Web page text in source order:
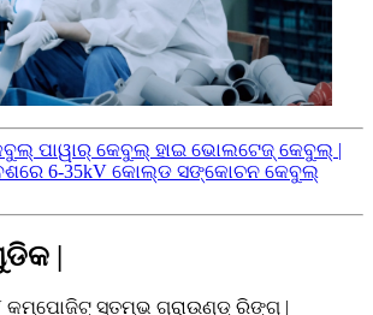
ପାୱାର୍ କେବୁଲ୍ ହାଇ ଭୋଲଟେଜ୍ କେବୁଲ୍ |
6-35kV କୋଲ୍ଡ ସଙ୍କୋଚନ କେବୁଲ୍
|